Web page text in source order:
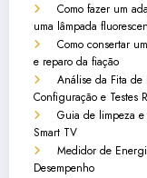
Como fazer um
uma lâmpada
Como consertar
e reparo da fiação
Análise da Fita de
Configuração e Testes
Guia de limpeza
Smart TV
Medidor de
Desempenho